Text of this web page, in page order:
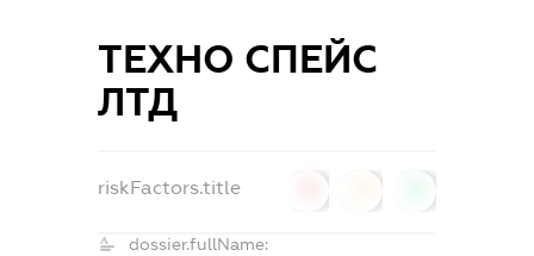
ТЕХНО СПЕЙС
ЛТД
riskFactors.title
dossier.fullName: